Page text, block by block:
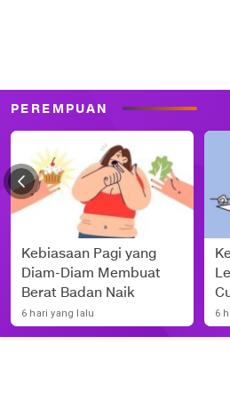
PEREMPUAN
Kebiasaan Pagi yang
Diam-Diam Membuat
Berat Badan Naik
6 hari yang lalu 6